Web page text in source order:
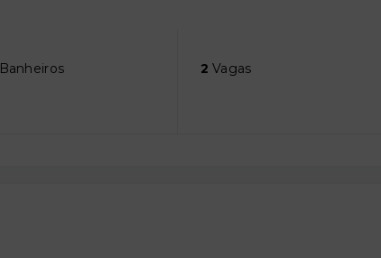
Banheiros 2 Vagas